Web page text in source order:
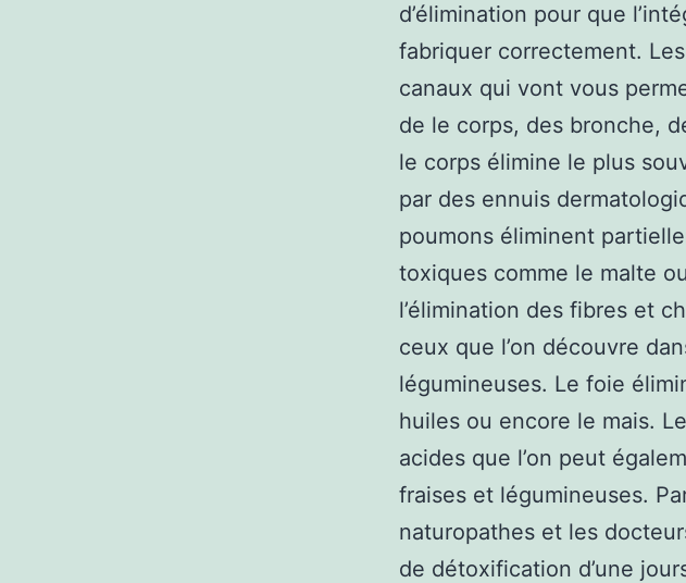
d’élimination pour que
fabriquer correctement.
canaux qui vont vous
de le corps, des bronche,
le corps élimine le plus
par des ennuis
poumons éliminent
toxiques comme le malte
l’élimination des fibres et
ceux que l’on découvre
légumineuses. Le foie
huiles ou encore le mais.
acides que l’on peut
fraises et légumineuses.
naturopathes et les
de détoxification d’une